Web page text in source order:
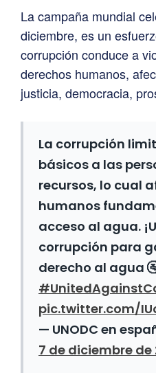
La campaña mundial
diciembre, es un
corrupción conduce a
derechos humanos,
justicia, democracia,
La corrupción
básicos a las
recursos, lo cual
humanos
acceso al agua.
corrupción para
derecho al agua
pic.twitter.com/
— UNODC en
7 de diciembre de